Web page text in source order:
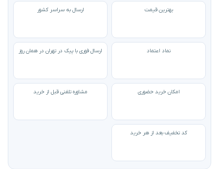
بهترین قیمت ارسال به سراسر کشور
نماد اعتماد ارسال فوری با پیک در تهران در همان روز
امکان خرید حضوری مشاوره تلفنی قبل از خرید
کد تخفیف بعد از هر خرید